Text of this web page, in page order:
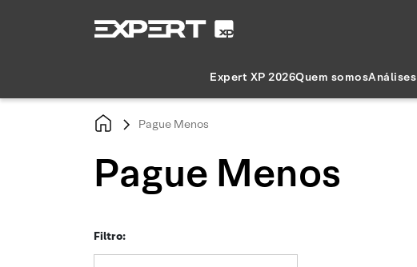
Expert XP 2026Quem somosAnálises
Pague Menos
Pague Menos
Filtro: